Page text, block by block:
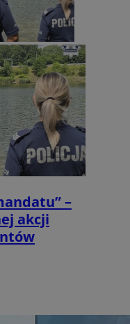
–
akcji